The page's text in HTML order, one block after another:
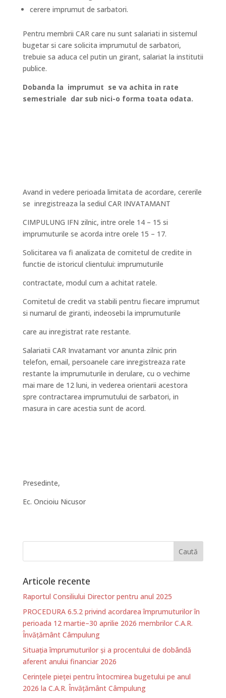
cerere imprumut de sarbatori.
Pentru membrii CAR care nu sunt salariati in sistemul
bugetar si care solicita imprumutul de sarbatori,
trebuie sa aduca cel putin un girant, salariat la institutii
publice.
Dobanda la imprumut se va achita in rate
semestriale dar sub nici-o forma toata odata.
Avand in vedere perioada limitata de acordare, cererile
se inregistreaza la sediul CAR INVATAMANT
CIMPULUNG IFN zilnic, intre orele 14 – 15 si
imprumuturile se acorda intre orele 15 – 17.
Solicitarea va fi analizata de comitetul de credite in
functie de istoricul clientului: imprumuturile
contractate, modul cum a achitat ratele.
Comitetul de credit va stabili pentru fiecare imprumut
si numarul de giranti, indeosebi la imprumuturile
care au inregistrat rate restante.
Salariatii CAR Invatamant vor anunta zilnic prin
telefon, email, persoanele care inregistreaza rate
restante la imprumuturile in derulare, cu o vechime
mai mare de 12 luni, in vederea orientarii acestora
spre contractarea imprumutului de sarbatori, in
masura in care acestia sunt de acord.
Presedinte,
Ec. Oncioiu Nicusor
Articole recente
Raportul Consiliului Director pentru anul 2025
PROCEDURA 6.5.2 privind acordarea împrumuturilor în
perioada 12 martie–30 aprilie 2026 membrilor C.A.R.
Învățământ Câmpulung
Situația împrumuturilor și a procentului de dobândă
aferent anului financiar 2026
Cerințele pieței pentru întocmirea bugetului pe anul
2026 la C.A.R. Învățământ Câmpulung